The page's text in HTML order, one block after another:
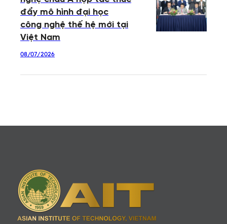
đẩy mô hình đại học
công nghệ thế hệ mới tại
Việt Nam
08/07/2026